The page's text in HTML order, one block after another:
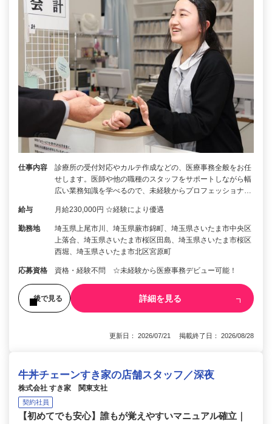
仕事内容
診療所の受付対応やカルテ作成などの、医療事務全般をお任
せします。医師や他の職種のスタッフをサポートしながら幅
広い業務知識を学べるので、未経験からプロフェッショナ…
給与 月給230,000円 ☆経験により優遇
勤務地
埼玉県上尾市川、埼玉県蕨市錦町、埼玉県さいたま市中央区
上落合、埼玉県さいたま市桜区田島、埼玉県さいたま市桜区
西堀、埼玉県さいたま市北区宮原町
応募資格 資格・経験不問 ☆未経験から医療事務デビュー可能！
後で見る 詳細を見る
更新日： 2026/07/21 掲載終了日： 2026/08/28
牛丼チェーンすき家の店舗スタッフ／深夜
株式会社 すき家 関東支社
契約社員
【初めてでも安心】誰もが覚えやすいマニュアル確立｜